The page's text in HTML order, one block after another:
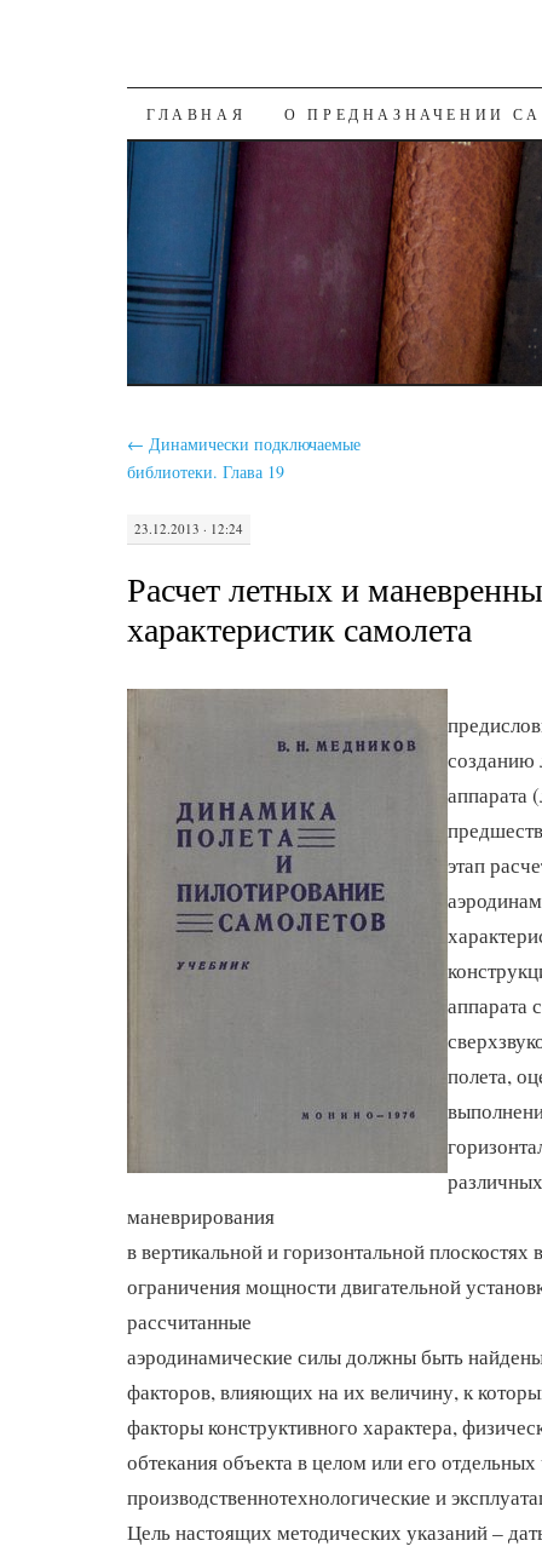
SKIP
CONTENT
ГЛАВНАЯ О ПРЕДНАЗНАЧЕНИИ
← Динамически подключаемые
библиотеки. Глава 19
23.12.2013 · 12:24
Расчет летных и
характеристик самолета
созданию
аппарата
этап
аппарата
полета,
маневрирования
в вертикальной и горизонтальной плоскостях
ограничения мощности двигательной
рассчитанные
аэродинамические силы должны быть
факторов, влияющих на их величину, к
факторы конструктивного характера,
обтекания объекта в целом или его отдельных
производственнотехнологические и
Цель настоящих методических указаний –